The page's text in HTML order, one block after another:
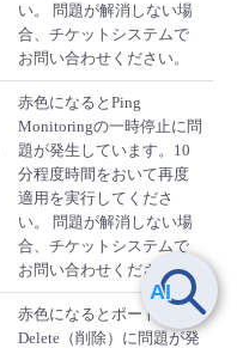
い。 問題が解消しない場
合、チケットシステムで
お問い合わせください。
赤色になるとPing
Monitoringの一時停止に問
題が発生しています。10
分程度時間をおいて再度
適用を実行してくださ
い。 問題が解消しない場
合、チケットシステムで
お問い合わせください。
赤色になるとポートの
Delete（削除）に問題が発